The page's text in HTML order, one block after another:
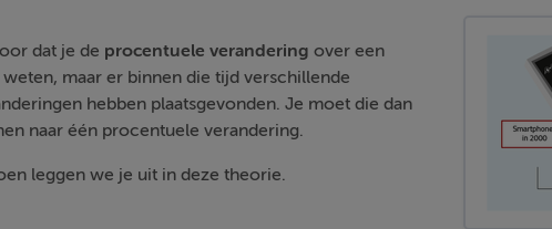
dat je de procentuele verandering over een
maar er binnen die tijd verschillende
hebben plaatsgevonden. Je moet die dan
naar één procentuele verandering.
leggen we je uit in deze theorie.